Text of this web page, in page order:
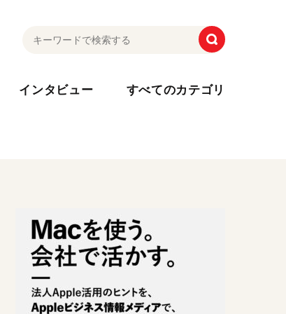
インタビュー すべてのカテゴリ